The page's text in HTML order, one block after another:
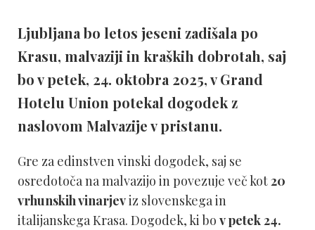
Ljubljana bo letos jeseni zadišala po
Krasu, malvaziji in kraških dobrotah, saj
bo v petek, 24. oktobra 2025, v Grand
Hotelu Union potekal dogodek z
naslovom Malvazije v pristanu.
Gre za edinstven vinski dogodek, saj se
osredotoča na malvazijo in povezuje več kot20
vrhunskih vinarjeviz slovenskega in
italijanskega Krasa. Dogodek, ki bo v petek 24.